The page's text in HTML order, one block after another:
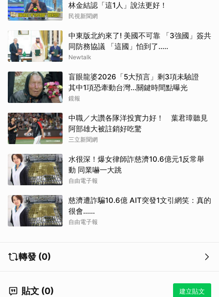
林金結認「這1人」說法更好！
民視新聞網
中東版北約來了! 美國不可靠 「3強國」簽共
同防務協議 「這國」怕到了.....
Newtalk
盲眼龍婆2026「5大預言」剩3項未驗證
其中1項恐牽動台灣...關鍵時間點曝光
鏡報
中職／大讚各隊洋投實力好！ 葉君璋聽見
阿部雄大被註銷好吃驚
三立新聞網
水很深！爆女律師詐慈濟10.6億元1反常舉
動 同業嚇一大跳
自由電子報
慈濟遭詐騙10.6億 AIT突發1文引網笑：真的
很會……
自由電子報
轉發 (0)
貼文 (0) 建立貼文
取消